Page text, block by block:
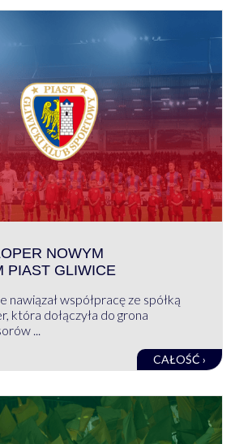
NOWYM
PIAST GLIWICE
nawiązał współpracę ze spółką
która dołączyła do grona
...
CAŁOŚĆ ›